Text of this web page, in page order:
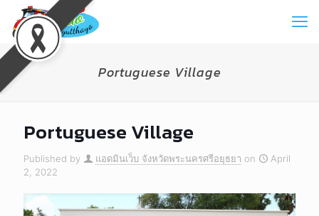
Portuguese Village
Portuguese Village
Published by แอดมินเว็บ จังหวัดพระนครศรีอยุธยา on
April
2, 2022